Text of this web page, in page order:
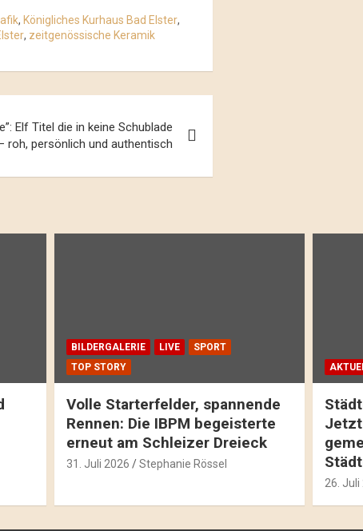
, Königliches Kurhaus Bad Elster,
, zeitgenössische Keramik
Elf Titel die in keine Schublade
roh, persönlich und authentisch
BILDERGALERIE LIVE
SPORT
TOP STORY
Volle Starterfelder, spannende
Rennen: Die IBPM begeisterte
erneut am Schleizer Dreieck
31. Juli 2026 Stephanie Rössel
26. Juli